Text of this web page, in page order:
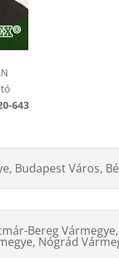
643
Budapest Város,
Bereg
Nógrád